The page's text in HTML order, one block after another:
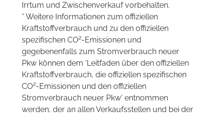
Irrtum und Zwischenverkauf vorbehalten.
* Weitere Informationen zum offiziellen
Kraftstoffverbrauch und zu den offiziellen
spezifischen CO2-Emissionen und
gegebenenfalls zum Stromverbrauch neuer
Pkw können dem 'Leitfaden über den offiziellen
Kraftstoffverbrauch, die offiziellen spezifischen
CO2-Emissionen und den offiziellen
Stromverbrauch neuer Pkw' entnommen
werden, der an allen Verkaufsstellen und bei der